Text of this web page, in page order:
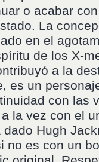
o acabar
La
en el
de los X-
a la
es un
con las
la vez con el
Hugh
no es con un